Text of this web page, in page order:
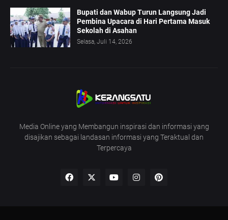
Bupati dan Wabup Turun Langsung Jadi
Pembina Upacara di Hari Pertama Masuk
Sekolah di Asahan
Selasa, Juli 14, 2026
Media Online yang Membangun inspirasi dan informasi yang
disajikan sebagai landasan informasi yang Teraktual dan
Terpercaya